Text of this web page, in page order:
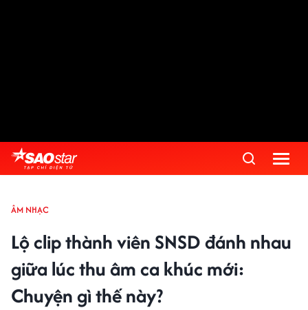
ÂM NHẠC
Lộ clip thành viên SNSD đánh nhau
giữa lúc thu âm ca khúc mới:
Chuyện gì thế này?